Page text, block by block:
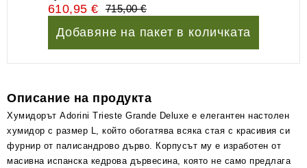
610,95 € 715,00 €
Добавяне на пакет в количката
Описание на продукта
Хумидорът Аdorini Trieste Grande Deluxe е елегантен настолен
хумидор с размер L, който обогатява всяка стая с красивия си
фурнир от палисандрово дърво. Корпусът му е изработен от
масивна испанска кедрова дървесина, която не само предлага